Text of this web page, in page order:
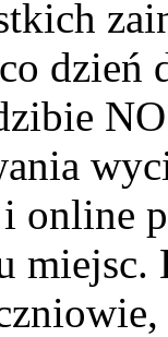
online
miejsc.